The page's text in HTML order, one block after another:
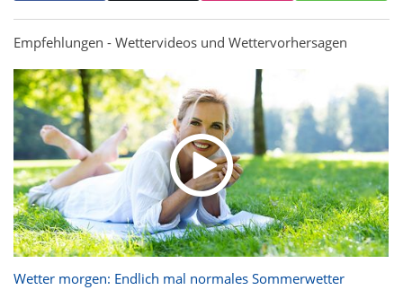
Empfehlungen - Wettervideos und Wettervorhersagen
Wetter morgen: Endlich mal normales Sommerwetter